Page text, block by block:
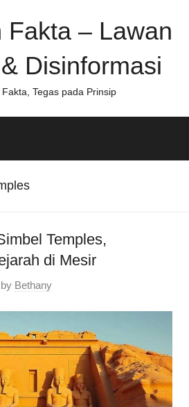
Fakta – Lawan
Disinformasi
Tegas pada Prinsip
Temples,
di Mesir
by Bethany